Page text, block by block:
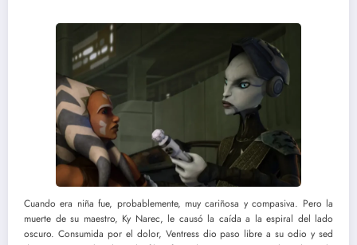
Cuando era niña fue, probablemente, muy cariñosa y compasiva. Pero la
muerte de su maestro, Ky Narec, le causó la caída a la espiral del lado
oscuro. Consumida por el dolor, Ventress dio paso libre a su odio y sed